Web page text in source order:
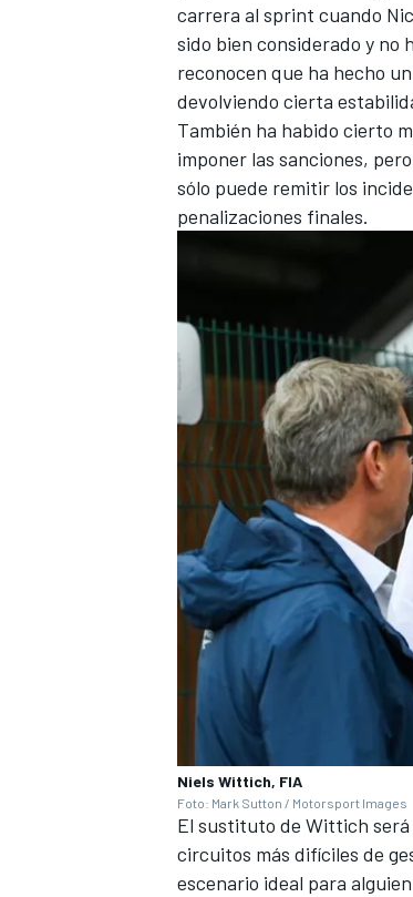
carrera al sprint cuando
sido bien considerado y no
reconocen que ha hecho
devolviendo cierta
También ha habido cierto
imponer las sanciones,
sólo puede remitir los
penalizaciones finales.
Niels Wittich, FIA
Foto: Mark Sutton / Motorsport Images
El sustituto de Wittich será
circuitos más difíciles de
escenario ideal para